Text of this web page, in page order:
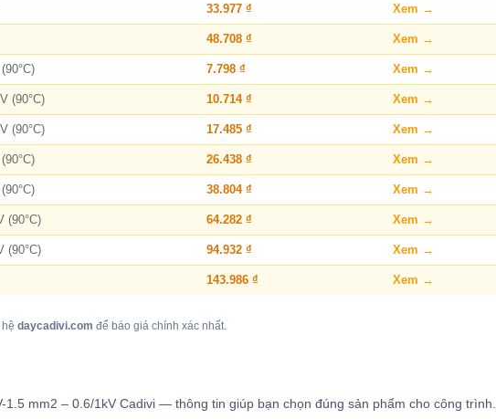
33.977 ₫ Xem →
48.708 ₫ Xem →
7.798 ₫ Xem →
(90°C) 10.714 ₫ Xem →
(90°C) 17.485 ₫ Xem →
26.438 ₫ Xem →
38.804 ₫ Xem →
(90°C) 64.282 ₫ Xem →
(90°C) 94.932 ₫ Xem →
143.986 ₫ Xem →
daycadivi.com để báo giá chính xác nhất.
1.5 mm2 – 0.6/1kV Cadivi — thông tin giúp bạn chọn đúng sản phẩm cho công trình.